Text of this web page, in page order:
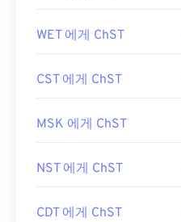
WET 에게 ChST
CST 에게 ChST
MSK 에게 ChST
NST 에게 ChST
CDT 에게 ChST